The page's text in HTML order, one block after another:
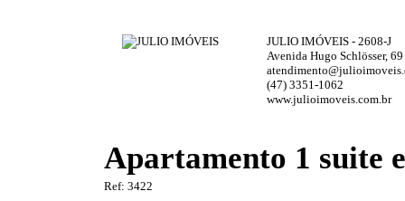
JULIO IMÓVEIS - 2608-J
Avenida Hugo Schlösser,
(47) 3351-1062
www.julioimoveis.com.br
Apartamento 1 suite
Ref: 3422